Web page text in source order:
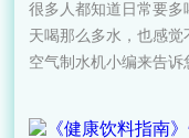
很多人都知道日常要
天喝那么多水，也感
空气制水机​小编来告诉